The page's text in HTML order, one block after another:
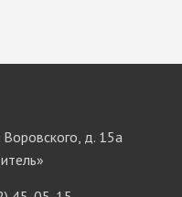
Воровского, д. 15а